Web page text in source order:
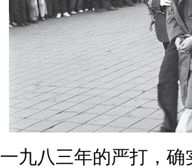
一九八三年的严打，